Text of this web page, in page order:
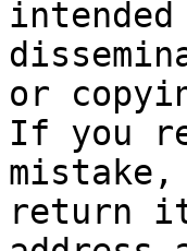
or
If you
return